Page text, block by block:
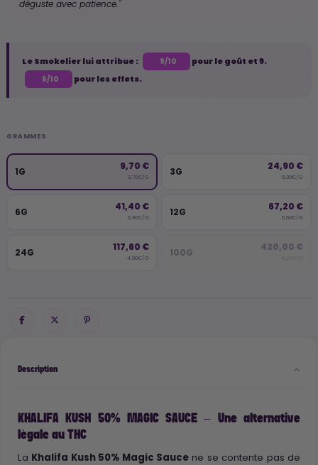
déguste avec patience."
Le Smokelier lui attribue : 9/10 pour le goût et 9.
5/10 pour les effets.
GRAMMES
1G 9,70 €
9,70€/G 3G 24,90 €
8,30€/G
6G 41,40 €
6,90€/G 12G 67,20 €
5,60€/G
24G 117,60 €
4,90€/G 100G 420,00 €
Description
KHALIFA KUSH 50% MAGIC SAUCE – Une alternative
légale au THC
La Khalifa Kush 50% Magic Sauce ne se contente pas de